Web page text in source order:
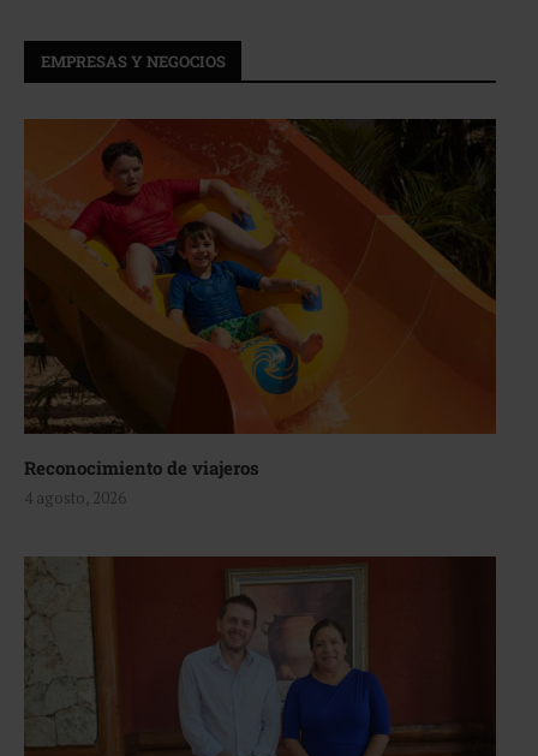
EMPRESAS Y NEGOCIOS
Reconocimiento de viajeros
4 agosto, 2026